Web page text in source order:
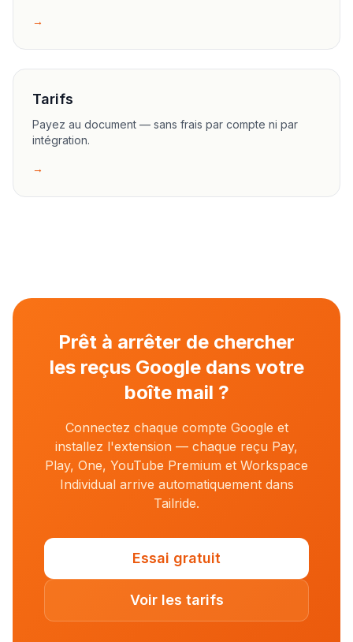
→
Tarifs
Payez au document — sans frais par compte ni par
intégration.
→
Prêt à arrêter de chercher
les reçus Google dans votre
boîte mail ?
Connectez chaque compte Google et
installez l'extension — chaque reçu Pay,
Play, One, YouTube Premium et Workspace
Individual arrive automatiquement dans
Tailride.
Essai gratuit
Voir les tarifs